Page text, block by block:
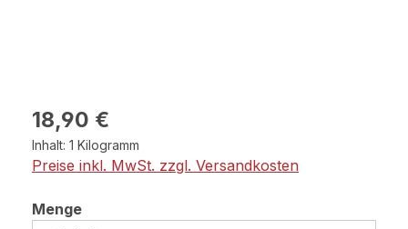
Regulärer Preis:
18,90 €
Inhalt: 1 Kilogramm
Preise inkl. MwSt. zzgl. Versandkosten
Mengeauswählen